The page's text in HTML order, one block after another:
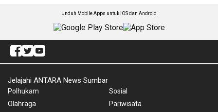
Unduh Mobile Apps untuk iOS dan Android
Jelajahi ANTARA News Sumbar
Polhukam
Olahraga
Sosial
Pariwisata